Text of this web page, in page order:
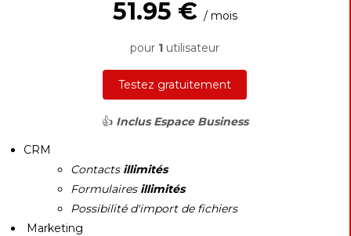
51.95 € / mois
pour 1 utilisateur
Testez gratuitement
👍 Inclus Espace Business
CRM
Contactsillimités
Formulaires illimités
Possibilité d'import de fichiers
Marketing